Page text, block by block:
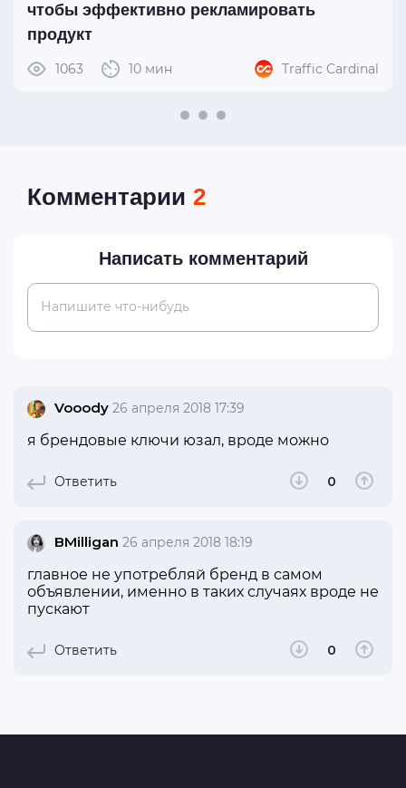
чтобы эффективно рекламировать
продукт
1063 10 мин Traffic Cardinal
Комментарии 2
Написать комментарий
Напишите что-нибудь
Vooody 26 апреля 2018 17:39
я брендовые ключи юзал, вроде можно
Ответить 0
BMilligan 26 апреля 2018 18:19
главное не употребляй бренд в самом
объявлении, именно в таких случаях вроде не
пускают
Ответить 0